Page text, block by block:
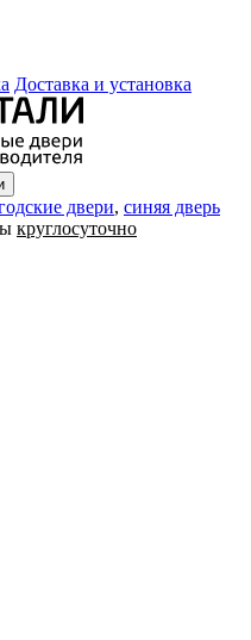
Доставка и установка
двери, синяя дверь
круглосуточно